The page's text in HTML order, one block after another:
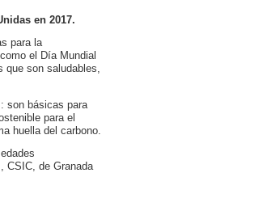
en 2017.
para la
el Día Mundial
que son saludables,
son básicas para
para el
huella del carbono.
CSIC, de Granada